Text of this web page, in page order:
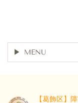
MENU
【葛飾区】